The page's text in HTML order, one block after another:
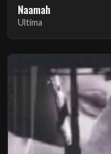
Naamah
Ultima